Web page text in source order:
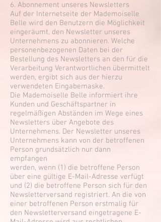
6. Abonnement unseres Newsletters
Auf der Internetseite der Mademoiselle
Belle wird den Benutzern die Möglichkeit
eingeräumt, den Newsletter unseres
Unternehmens zu abonnieren. Welche
personenbezogenen Daten bei der
Bestellung des Newsletters an den für die
Verarbeitung Verantwortlichen übermittelt
werden, ergibt sich aus der hierzu
verwendeten Eingabemaske.
Die Mademoiselle Belle informiert ihre
Kunden und Geschäftspartner in
regelmäßigen Abständen im Wege eines
Newsletters über Angebote des
Unternehmens. Der Newsletter unseres
Unternehmens kann von der betroffenen
Person grundsätzlich nur dann
empfangen
werden, wenn (1) die betroffene Person
über eine gültige E-Mail-Adresse verfügt
und (2) die betroffene Person sich für den
Newsletterversand registriert. An die von
einer betroffenen Person erstmalig für
den Newsletterversand eingetragene E-